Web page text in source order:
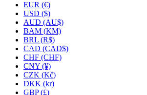
EUR (€)
USD ($)
AUD (AU$)
BAM (KM)
BRL (R$)
CAD (CAD$)
CHF (CHF)
CNY (¥)
CZK (Kč)
DKK (kr)
GBP (£)